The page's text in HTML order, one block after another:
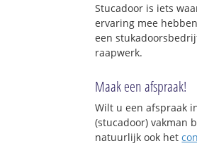
Stucadoor is iets
ervaring mee
een
raapwerk.
Maak een afspraak!
Wilt u een afspraak
(stucadoor) vakman
natuurlijk ook het